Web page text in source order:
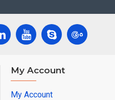
My Account
My Account